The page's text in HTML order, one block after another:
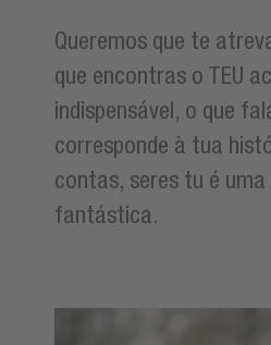
Queremos que te
que encontras o TEU
indispensável, o que
corresponde à tua
contas, seres tu é
fantástica.